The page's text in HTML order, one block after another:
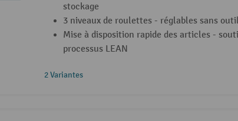
stockage
3 niveaux de roulettes - réglables sans
Mise à disposition rapide des articles -
processus LEAN
2 Variantes